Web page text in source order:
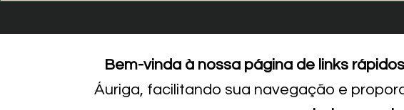
Bem-vinda à nossa página de links
Áuriga, facilitando sua navegação e